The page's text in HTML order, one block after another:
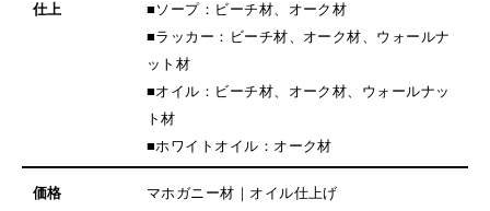
仕上
■ソープ：ビーチ材、オーク材
■ラッカー：ビーチ材、オーク材、ウォールナ
ット材
■オイル：ビーチ材、オーク材、ウォールナッ
ト材
■ホワイトオイル：オーク材
価格
マホガニー材｜オイル仕上げ